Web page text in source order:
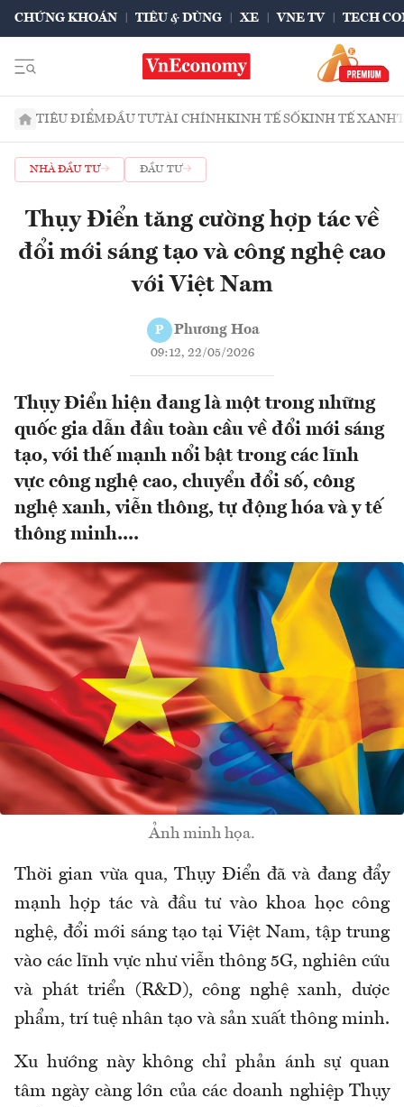
CHỨNG KHOÁN TIÊU & DÙNG XE VNE TV TECH
TIÊU ĐIỂMĐẦU TƯTÀI CHÍNHKINH TẾ SỐKINH TẾ XANH
NHÀ ĐẦU TƯ ĐẦU TƯ
Thụy Điển tăng cường hợp tác về
đổi mới sáng tạo và công nghệ cao
với Việt Nam
P Phương Hoa
09:12, 22/05/2026
Thụy Điển hiện đang là một trong những
quốc gia dẫn đầu toàn cầu về đổi mới sáng
tạo, với thế mạnh nổi bật trong các lĩnh
vực công nghệ cao, chuyển đổi số, công
nghệ xanh, viễn thông, tự động hóa và y tế
thông minh....
Ảnh minh họa.
Thời gian vừa qua, Thụy Điển đã và đang đẩy
mạnh hợp tác và đầu tư vào khoa học công
nghệ, đổi mới sáng tạo tại Việt Nam, tập trung
vào các lĩnh vực như viễn thông 5G, nghiên cứu
và phát triển (R&D), công nghệ xanh, dược
phẩm, trí tuệ nhân tạo và sản xuất thông minh.
Xu hướng này không chỉ phản ánh sự quan
tâm ngày càng lớn của các doanh nghiệp Thụy